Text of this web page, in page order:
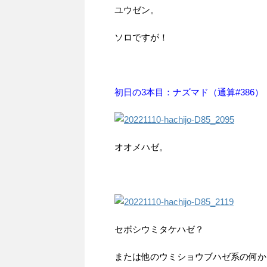
ユウゼン。
ソロですが！
初日の3本目：ナズマド（通算#386）
オオメハゼ。
セボシウミタケハゼ？
または他のウミショウブハゼ系の何